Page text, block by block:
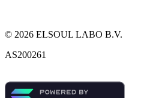
© 2026 ELSOUL LABO B.V.
AS200261